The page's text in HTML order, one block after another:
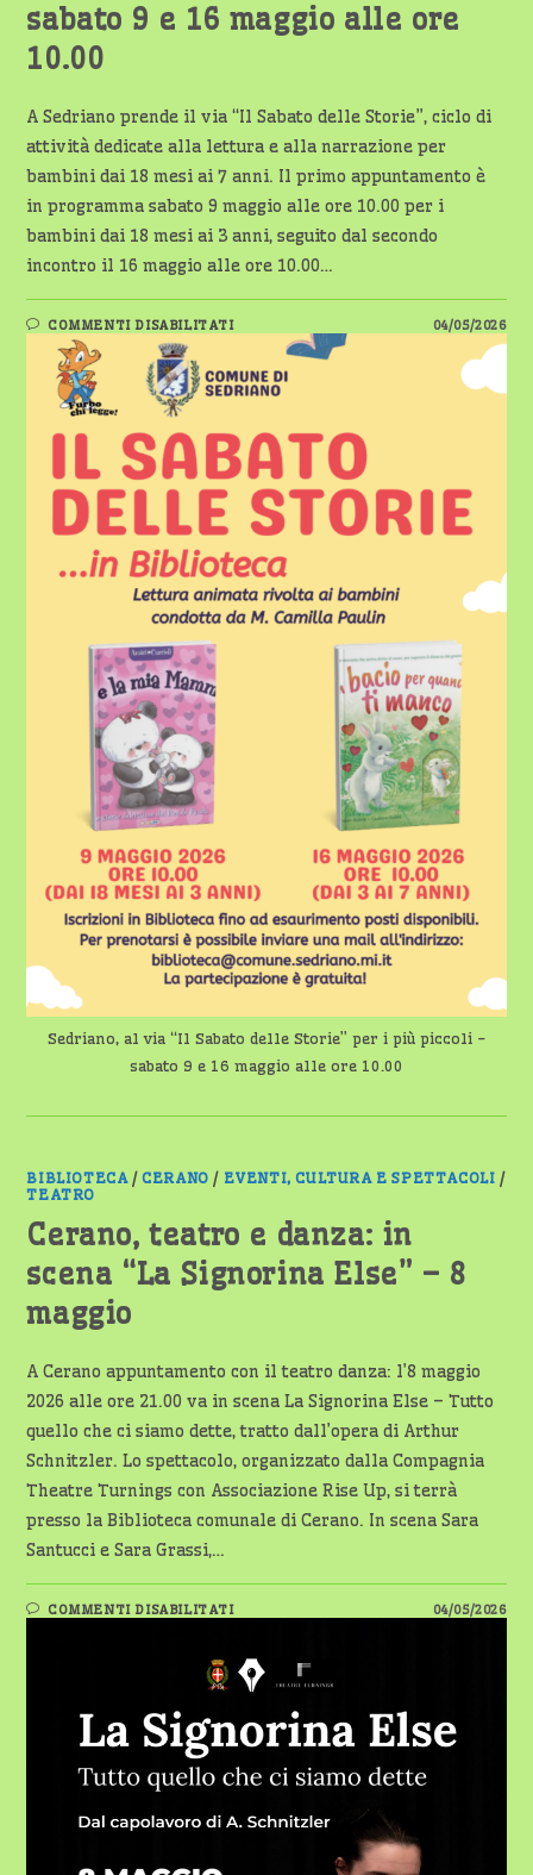
sabato 9 e 16 maggio alle ore
10.00
A Sedriano prende il via “Il Sabato delle Storie”, ciclo di
attività dedicate alla lettura e alla narrazione per
bambini dai 18 mesi ai 7 anni. Il primo appuntamento è
in programma sabato 9 maggio alle ore 10.00 per i
bambini dai 18 mesi ai 3 anni, seguito dal secondo
incontro il 16 maggio alle ore 10.00…
COMMENTI DISABILITATISU
SEDRIANO,
VIA
“IL
SABATO
STORIE”
PER
I
PIÙ
PICCOLI
SABATO
E
16
MAGGIO
ALLE
ORE
04/05/2026
Sedriano, al via “Il Sabato delle Storie” per i più piccoli -
sabato 9 e 16 maggio alle ore 10.00
BIBLIOTECA/CERANO / EVENTI, CULTURA E SPETTACOLI /
TEATRO
Cerano, teatro e danza: in
scena “La Signorina Else” – 8
maggio
A Cerano appuntamento con il teatro danza: l’8 maggio
2026 alle ore 21.00 va in scena La Signorina Else – Tutto
quello che ci siamo dette, tratto dall’opera di Arthur
Schnitzler. Lo spettacolo, organizzato dalla Compagnia
Theatre Turnings con Associazione Rise Up, si terrà
presso la Biblioteca comunale di Cerano. In scena Sara
Santucci e Sara Grassi,…
COMMENTI DISABILITATISU
CERANO,
DANZA:
IN
“LA
SIGNORINA
ELSE”
–
8
04/05/2026